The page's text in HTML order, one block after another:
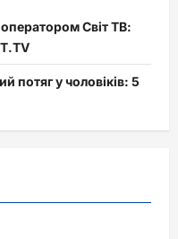
оператором Світ ТВ:
потяг у чоловіків: 5